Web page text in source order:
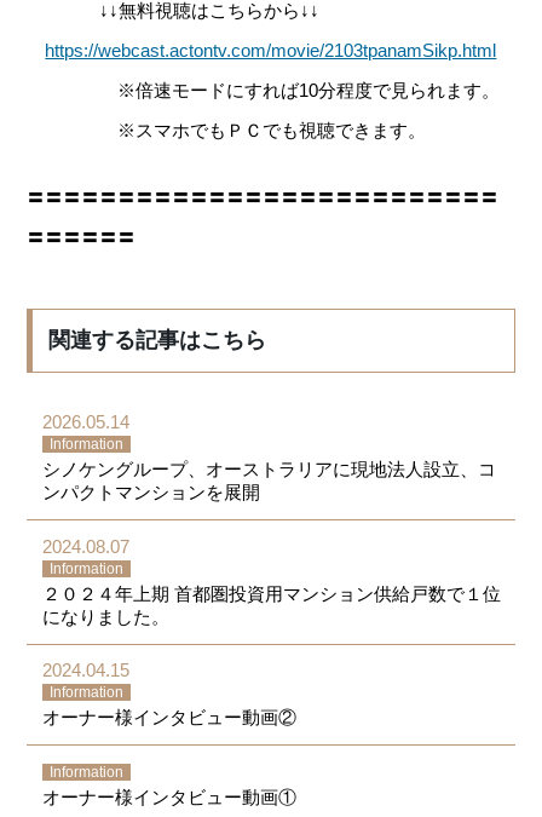
↓↓無料視聴はこちらから↓↓
https://webcast.actontv.com/movie/2103tpanamSikp.html
※倍速モードにすれば10分程度で見られます。
※スマホでもＰＣでも視聴できます。
〓〓〓〓〓〓〓〓〓〓〓〓〓〓〓〓〓〓〓〓〓〓〓〓〓〓
〓〓〓〓〓〓
関連する記事はこちら
2026.05.14
Information
シノケングループ、オーストラリアに現地法人設立、コ
ンパクトマンションを展開
2024.08.07
Information
２０２４年上期 首都圏投資用マンション供給戸数で１位
になりました。
2024.04.15
Information
オーナー様インタビュー動画②
Information
オーナー様インタビュー動画①